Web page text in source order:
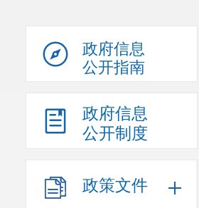
政府信息
公开指南
政府信息
公开制度
政策文件